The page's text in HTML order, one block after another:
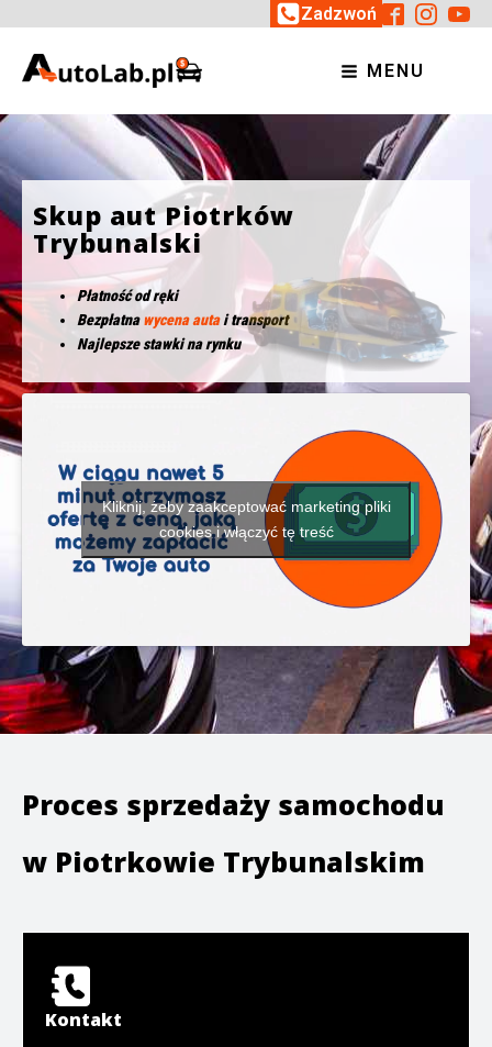
Zadzwoń
MENU
Skup aut Piotrków
Trybunalski
Płatność od ręki
Bezpłatnawycena autai transport
Najlepsze stawki na rynku
Kliknij, żeby zaakceptować marketing pliki
cookies i włączyć tę treść
Proces sprzedaży samochodu
w Piotrkowie Trybunalskim
Kontakt